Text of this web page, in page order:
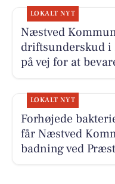
LOKALT NYT
Næstved
driftsunderskud i
på vej for at
LOKALT NYT
Forhøjede
får Næstved
badning ved